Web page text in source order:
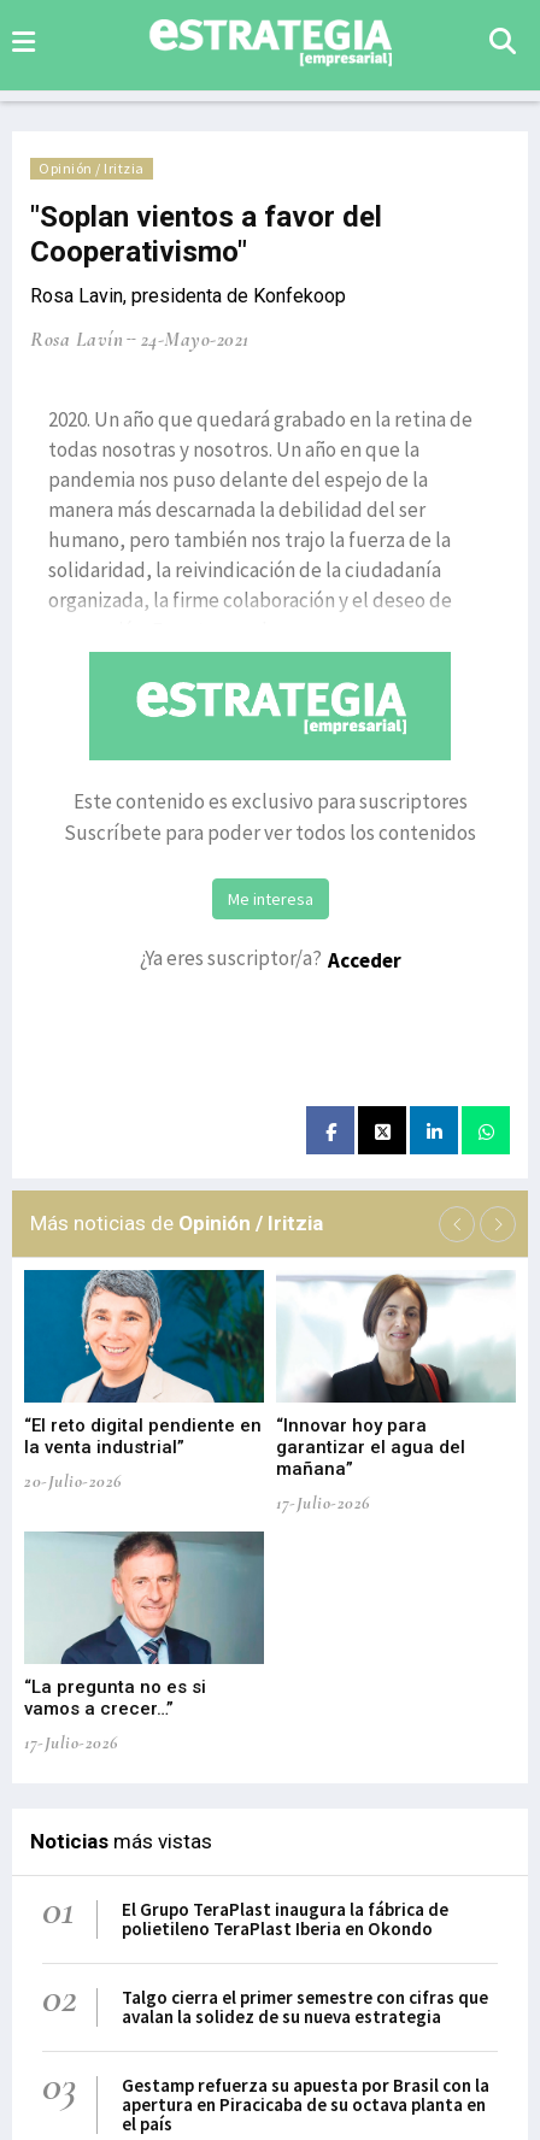
Opinión / Iritzia
"Soplan vientos a favor del
Cooperativismo"
Rosa Lavin, presidenta de Konfekoop
Rosa Lavín 24-Mayo-2021
2020. Un año que quedará grabado en la retina de
todas nosotras y nosotros. Un año en que la
pandemia nos puso delante del espejo de la
manera más descarnada la debilidad del ser
humano, pero también nos trajo la fuerza de la
solidaridad, la reivindicación de la ciudadanía
organizada, la firme colaboración y el deseo de
Este contenido es exclusivo para suscriptores
Suscríbete para poder ver todos los contenidos
Me interesa
¿Ya eres suscriptor/a? Acceder
Más noticias de Opinión / Iritzia
“El reto digital pendiente en
la venta industrial”
20-Julio-2026
“Innovar hoy para
garantizar el agua del
mañana”
17-Julio-2026
“La pregunta no es si
vamos a crecer…”
17-Julio-2026
Noticias más vistas
01
El Grupo TeraPlast inaugura la fábrica de
polietileno TeraPlast Iberia en Okondo
02
Talgo cierra el primer semestre con cifras que
avalan la solidez de su nueva estrategia
03
Gestamp refuerza su apuesta por Brasil con la
apertura en Piracicaba de su octava planta en
el país